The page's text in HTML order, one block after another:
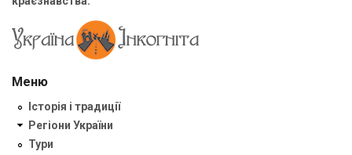
Меню
Історія і традиції
Регіони України
Тури